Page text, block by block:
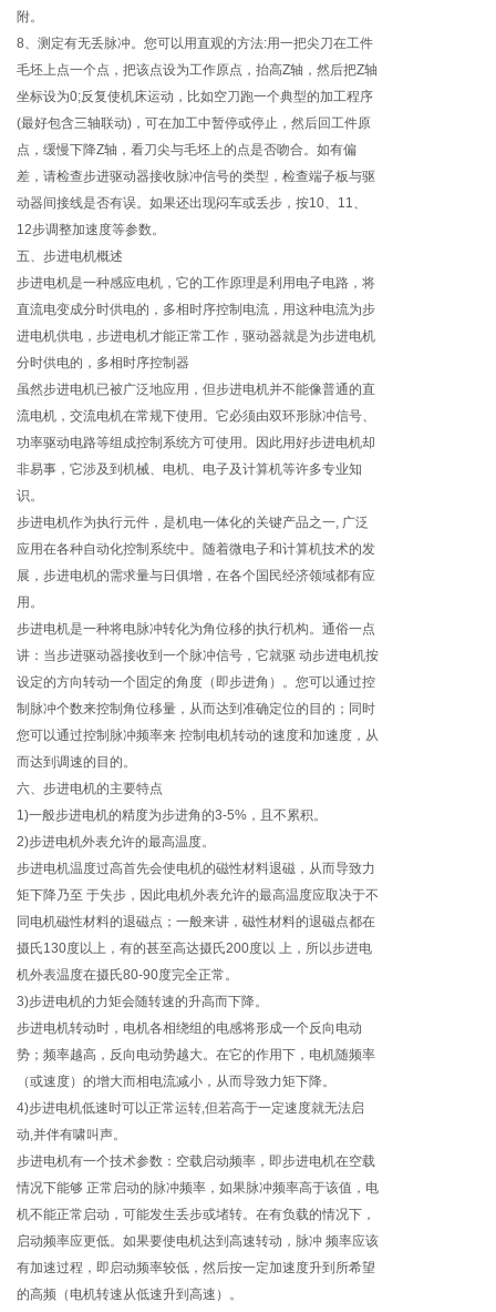
附。
8、测定有无丢脉冲。您可以用直观的方法:用一把尖刀在工件
毛坯上点一个点，把该点设为工作原点，抬高Z轴，然后把Z轴
坐标设为0;反复使机床运动，比如空刀跑一个典型的加工程序
(最好包含三轴联动)，可在加工中暂停或停止，然后回工件原
点，缓慢下降Z轴，看刀尖与毛坯上的点是否吻合。如有偏
差，请检查步进驱动器接收脉冲信号的类型，检查端子板与驱
动器间接线是否有误。如果还出现闷车或丢步，按10、11、
12步调整加速度等参数。
五、步进电机概述
步进电机是一种感应电机，它的工作原理是利用电子电路，将
直流电变成分时供电的，多相时序控制电流，用这种电流为步
进电机供电，步进电机才能正常工作，驱动器就是为步进电机
分时供电的，多相时序控制器
虽然步进电机已被广泛地应用，但步进电机并不能像普通的直
流电机，交流电机在常规下使用。它必须由双环形脉冲信号、
功率驱动电路等组成控制系统方可使用。因此用好步进电机却
非易事，它涉及到机械、电机、电子及计算机等许多专业知
识。
步进电机作为执行元件，是机电一体化的关键产品之一, 广泛
应用在各种自动化控制系统中。随着微电子和计算机技术的发
展，步进电机的需求量与日俱增，在各个国民经济领域都有应
用。
步进电机是一种将电脉冲转化为角位移的执行机构。通俗一点
讲：当步进驱动器接收到一个脉冲信号，它就驱 动步进电机按
设定的方向转动一个固定的角度（即步进角）。您可以通过控
制脉冲个数来控制角位移量，从而达到准确定位的目的；同时
您可以通过控制脉冲频率来 控制电机转动的速度和加速度，从
而达到调速的目的。
六、步进电机的主要特点
1)一般步进电机的精度为步进角的3-5%，且不累积。
2)步进电机外表允许的最高温度。
步进电机温度过高首先会使电机的磁性材料退磁，从而导致力
矩下降乃至 于失步，因此电机外表允许的最高温度应取决于不
同电机磁性材料的退磁点；一般来讲，磁性材料的退磁点都在
摄氏130度以上，有的甚至高达摄氏200度以 上，所以步进电
机外表温度在摄氏80-90度完全正常。
3)步进电机的力矩会随转速的升高而下降。
步进电机转动时，电机各相绕组的电感将形成一个反向电动
势；频率越高，反向电动势越大。在它的作用下，电机随频率
（或速度）的增大而相电流减小，从而导致力矩下降。
4)步进电机低速时可以正常运转,但若高于一定速度就无法启
动,并伴有啸叫声。
步进电机有一个技术参数：空载启动频率，即步进电机在空载
情况下能够 正常启动的脉冲频率，如果脉冲频率高于该值，电
机不能正常启动，可能发生丢步或堵转。在有负载的情况下，
启动频率应更低。如果要使电机达到高速转动，脉冲 频率应该
有加速过程，即启动频率较低，然后按一定加速度升到所希望
的高频（电机转速从低速升到高速）。